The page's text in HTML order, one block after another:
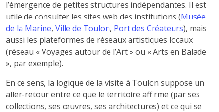
l’émergence de petites structures indépendantes. Il est
utile de consulter les sites web des institutions (Musée
de la Marine, Ville de Toulon, Port des Créateurs), mais
aussi les plateformes de réseaux artistiques locaux
(réseau « Voyages autour de l’Art » ou « Arts en Balade
», par exemple).
En ce sens, la logique de la visite à Toulon suppose un
aller-retour entre ce que le territoire affirme (par ses
collections, ses œuvres, ses architectures) et ce qui se